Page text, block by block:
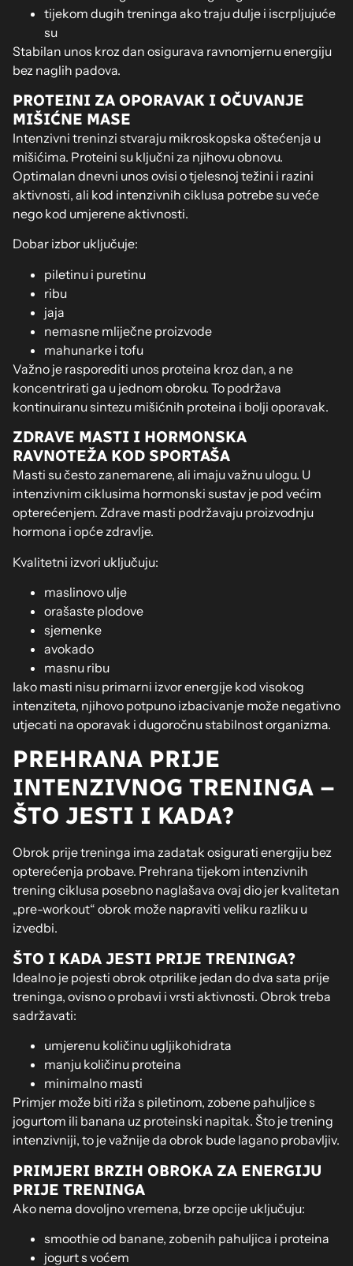
tijekom dugih treninga ako traju dulje i iscrpljujuće
su
Stabilan unos kroz dan osigurava ravnomjernu energiju
bez naglih padova.
PROTEINI ZA OPORAVAK I OČUVANJE
MIŠIĆNE MASE
Intenzivni treninzi stvaraju mikroskopska oštećenja u
mišićima. Proteini su ključni za njihovu obnovu.
Optimalan dnevni unos ovisi o tjelesnoj težini i razini
aktivnosti, ali kod intenzivnih ciklusa potrebe su veće
nego kod umjerene aktivnosti.
Dobar izbor uključuje:
piletinu i puretinu
ribu
jaja
nemasne mliječne proizvode
mahunarke i tofu
Važno je rasporediti unos proteina kroz dan, a ne
koncentrirati ga u jednom obroku. To podržava
kontinuiranu sintezu mišićnih proteina i bolji oporavak.
ZDRAVE MASTI I HORMONSKA
RAVNOTEŽA KOD SPORTAŠA
Masti su često zanemarene, ali imaju važnu ulogu. U
intenzivnim ciklusima hormonski sustav je pod većim
opterećenjem. Zdrave masti podržavaju proizvodnju
hormona i opće zdravlje.
Kvalitetni izvori uključuju:
maslinovo ulje
orašaste plodove
sjemenke
avokado
masnu ribu
Iako masti nisu primarni izvor energije kod visokog
intenziteta, njihovo potpuno izbacivanje može negativno
utjecati na oporavak i dugoročnu stabilnost organizma.
PREHRANA PRIJE
INTENZIVNOG TRENINGA –
ŠTO JESTI I KADA?
Obrok prije treninga ima zadatak osigurati energiju bez
opterećenja probave. Prehrana tijekom intenzivnih
trening ciklusa posebno naglašava ovaj dio jer kvalitetan
„pre-workout“ obrok može napraviti veliku razliku u
izvedbi.
ŠTO I KADA JESTI PRIJE TRENINGA?
Idealno je pojesti obrok otprilike jedan do dva sata prije
treninga, ovisno o probavi i vrsti aktivnosti. Obrok treba
sadržavati:
umjerenu količinu ugljikohidrata
manju količinu proteina
minimalno masti
Primjer može biti riža s piletinom, zobene pahuljice s
jogurtom ili banana uz proteinski napitak. Što je trening
intenzivniji, to je važnije da obrok bude lagano probavljiv.
PRIMJERI BRZIH OBROKA ZA ENERGIJU
PRIJE TRENINGA
Ako nema dovoljno vremena, brze opcije uključuju:
smoothie od banane, zobenih pahuljica i proteina
jogurt s voćem